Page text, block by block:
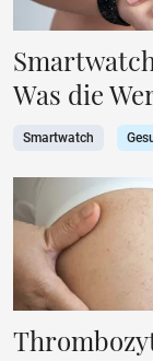
Was die
Smartwatch